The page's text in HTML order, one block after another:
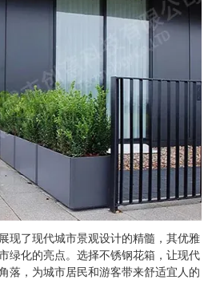
了现代城市景观设计的精髓，其优雅
绿化的亮点。选择不锈钢花箱，让现代
落，为城市居民和游客带来舒适宜人的